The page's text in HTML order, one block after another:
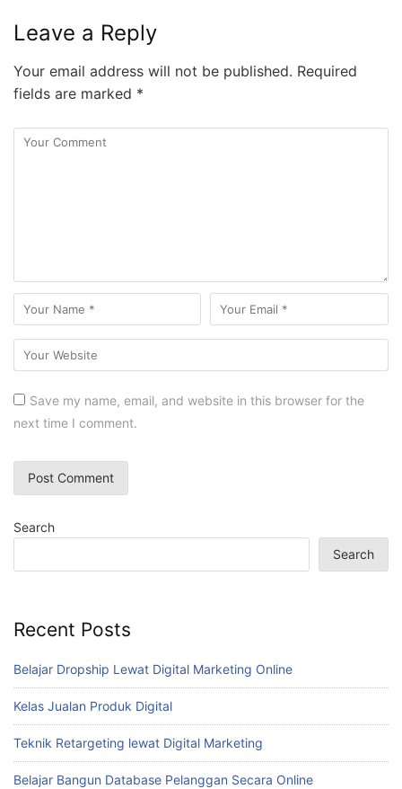
Leave a Reply
Your email address will not be published. Required
fields are marked *
Save my name, email, and website in this browser for the
next time I comment.
Search
Search
Recent Posts
Belajar Dropship Lewat Digital Marketing Online
Kelas Jualan Produk Digital
Teknik Retargeting lewat Digital Marketing
Belajar Bangun Database Pelanggan Secara Online